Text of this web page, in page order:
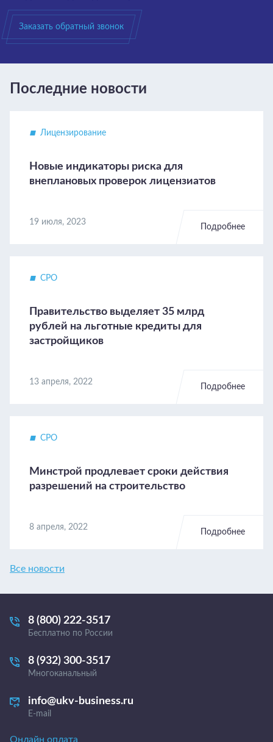
Заказать обратный звонок
Последние новости
Лицензирование
Новые индикаторы риска для
внеплановых проверок лицензиатов
19 июля, 2023
Подробнее
СРО
Правительство выделяет 35 млрд
рублей на льготные кредиты для
застройщиков
13 апреля, 2022
Подробнее
СРО
Минстрой продлевает сроки действия
разрешений на строительство
8 апреля, 2022
Подробнее
Все новости
8 (800) 222-3517
Бесплатно по России
8 (932) 300-3517
Многоканальный
info@ukv-business.ru
E-mail
Онлайн оплата